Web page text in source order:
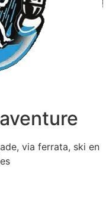
via ferrata, ski en